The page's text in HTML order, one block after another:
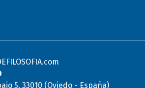
5, 33010 (Oviedo - España)